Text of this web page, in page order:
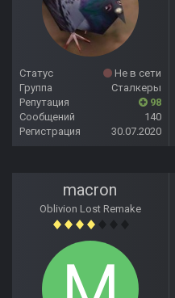
Статус
Не в сети
Группа
Сталкеры
Репутация
98
Сообщений
140
Регистрация
30.07.2020
macron
Oblivion Lost Remake